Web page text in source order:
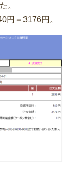
。
円＝3176円。